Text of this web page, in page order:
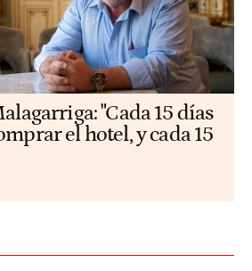
"Cada 15 días
el hotel, y cada 15